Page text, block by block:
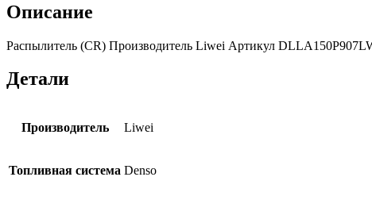
Описание
Распылитель (CR) Производитель Liwei Артикул
Детали
Производитель Liwei
Топливная система Denso